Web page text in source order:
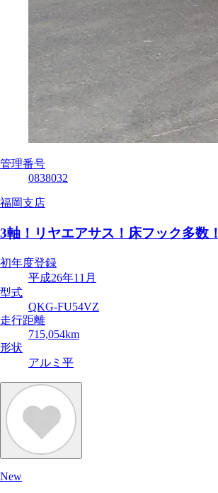
管理番号
0838032
福岡支店
3軸！リヤエアサス！床フック多数！
初年度登録
平成26年11月
型式
QKG-FU54VZ
走行距離
715,054km
形状
アルミ平
New